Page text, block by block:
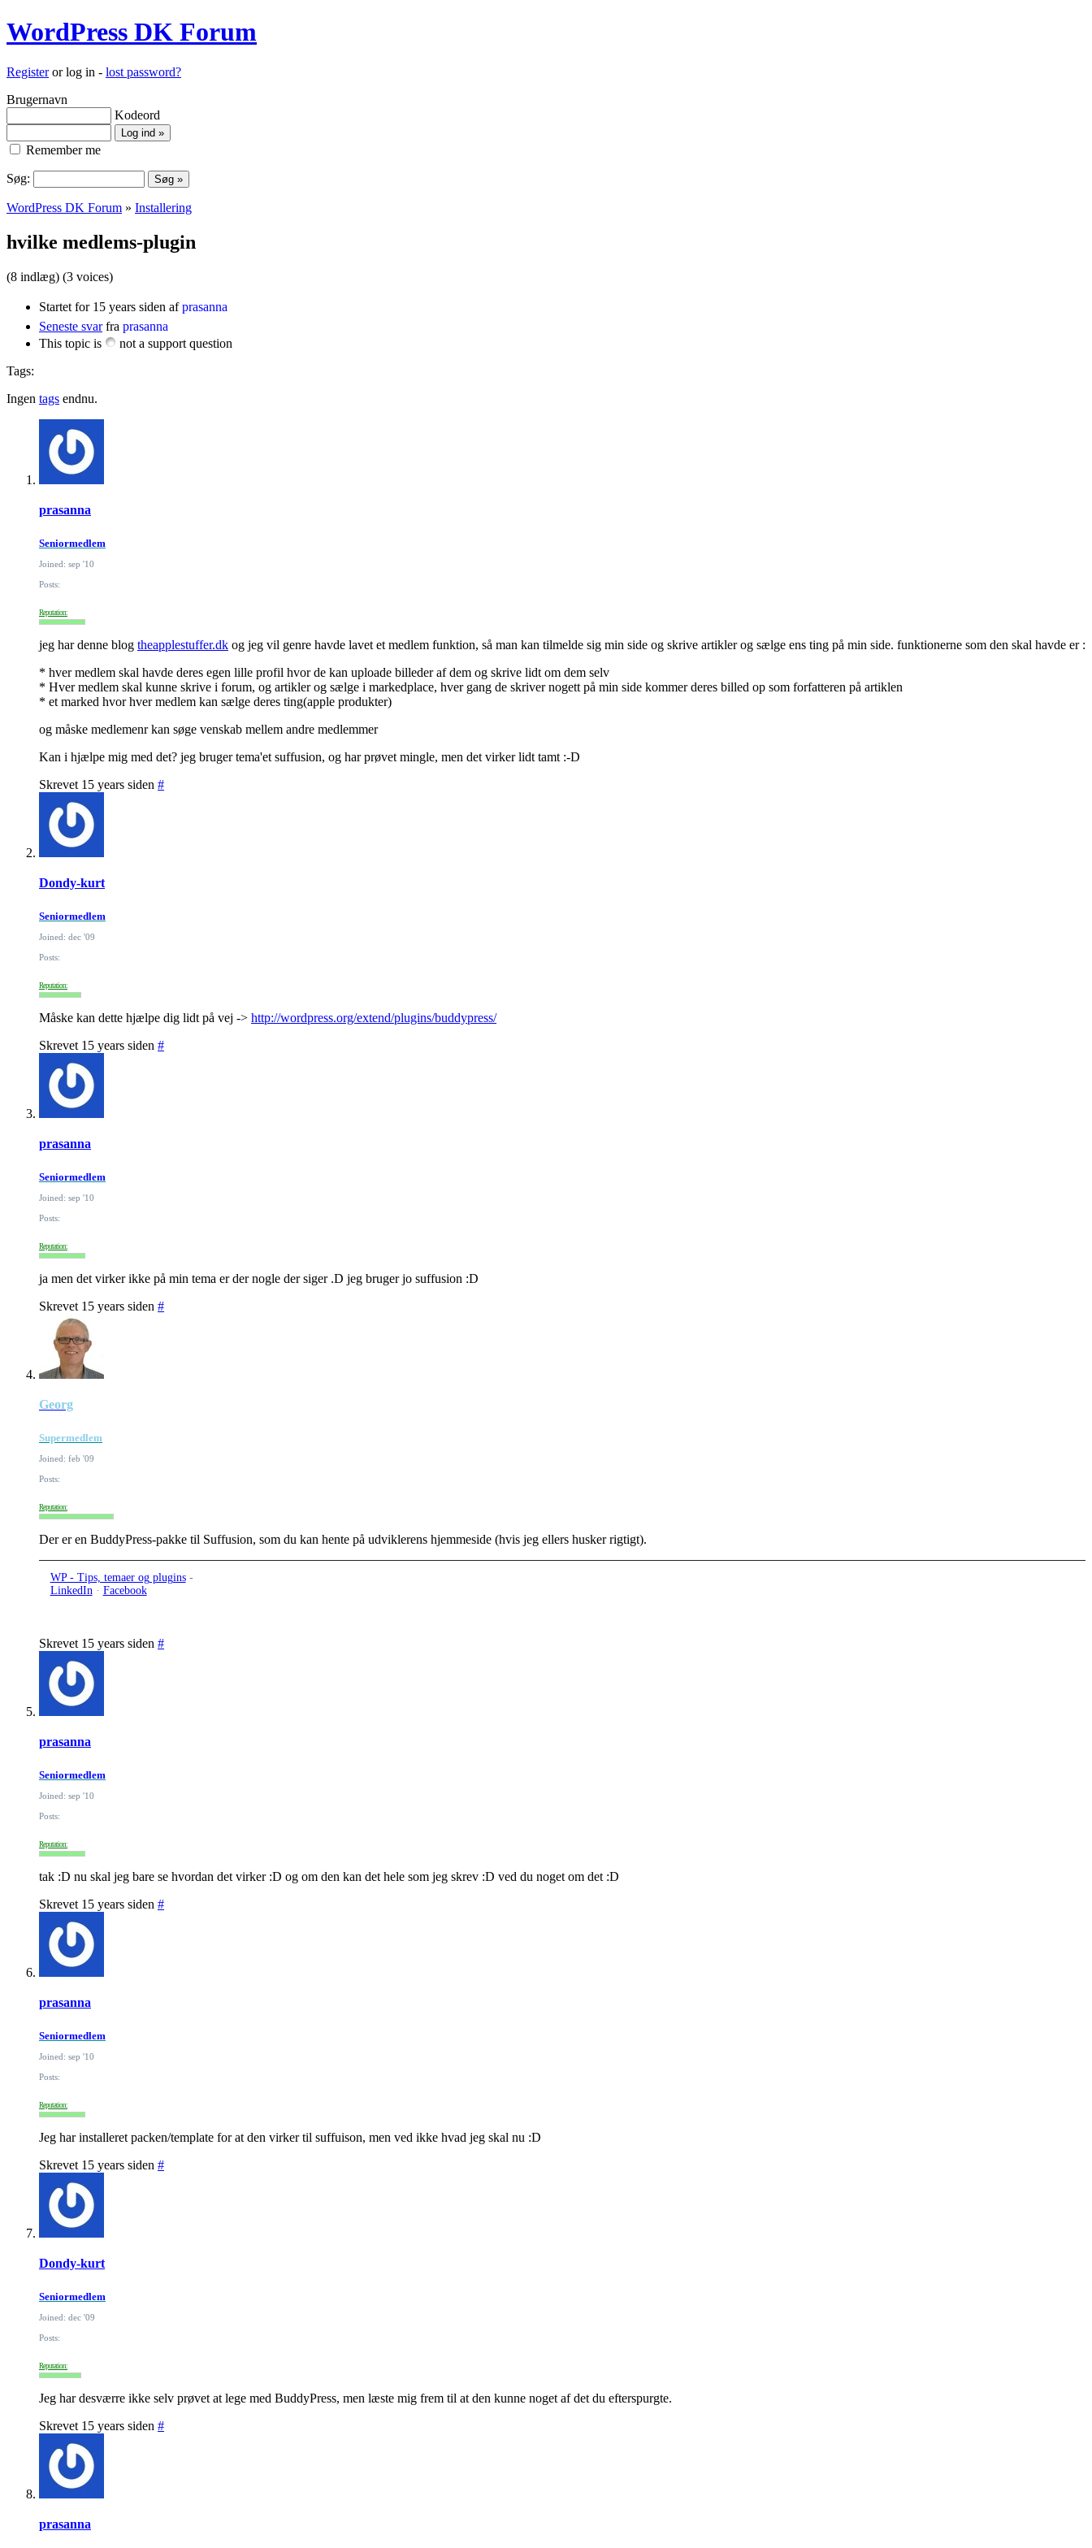
WordPress DK Forum
Registeror log in - lost password?
Brugernavn
Kodeord
Remember me
Søg:
WordPress DK Forum » Installering
hvilke medlems-plugin
(8 indlæg) (3 voices)
Startet for 15 years siden afprasanna
Seneste svarfra prasanna
This topic is
not a support question
Tags:
Ingen tags endnu.
prasanna
Seniormedlem
Joined: sep '10
Posts:
Reputation:
jeg har denne blog theapplestuffer.dk og jeg vil genre havde lavet et medlem funktion, så man kan tilmelde sig min side og skrive artikler og sælge ens ting på min side. funktionerne som den skal havde er :
* hver medlem skal havde deres egen lille profil hvor de kan uploade billeder af dem og skrive lidt om dem selv
* Hver medlem skal kunne skrive i forum, og artikler og sælge i markedplace, hver gang de skriver nogett på min side kommer deres billed op som forfatteren på artiklen
* et marked hvor hver medlem kan sælge deres ting(apple produkter)
og måske medlemenr kan søge venskab mellem andre medlemmer
Kan i hjælpe mig med det? jeg bruger tema'et suffusion, og har prøvet mingle, men det virker lidt tamt :-D
Skrevet 15 years siden #
Dondy-kurt
Seniormedlem
Joined: dec '09
Posts:
Reputation:
Måske kan dette hjælpe dig lidt på vej -> http://wordpress.org/extend/plugins/buddypress/
Skrevet 15 years siden #
prasanna
Seniormedlem
Joined: sep '10
Posts:
Reputation:
ja men det virker ikke på min tema er der nogle der siger .D jeg bruger jo suffusion :D
Skrevet 15 years siden #
Georg
Supermedlem
Joined: feb '09
Posts:
Reputation:
Der er en BuddyPress-pakke til Suffusion, som du kan hente på udviklerens hjemmeside (hvis jeg ellers husker rigtigt).
WP - Tips, temaer og plugins-
LinkedIn· Facebook
Skrevet 15 years siden #
prasanna
Seniormedlem
Joined: sep '10
Posts:
Reputation:
tak :D nu skal jeg bare se hvordan det virker :D og om den kan det hele som jeg skrev :D ved du noget om det :D
Skrevet 15 years siden #
prasanna
Seniormedlem
Joined: sep '10
Posts:
Reputation:
Jeg har installeret packen/template for at den virker til suffuison, men ved ikke hvad jeg skal nu :D
Skrevet 15 years siden #
Dondy-kurt
Seniormedlem
Joined: dec '09
Posts:
Reputation:
Jeg har desværre ikke selv prøvet at lege med BuddyPress, men læste mig frem til at den kunne noget af det du efterspurgte.
Skrevet 15 years siden #
prasanna